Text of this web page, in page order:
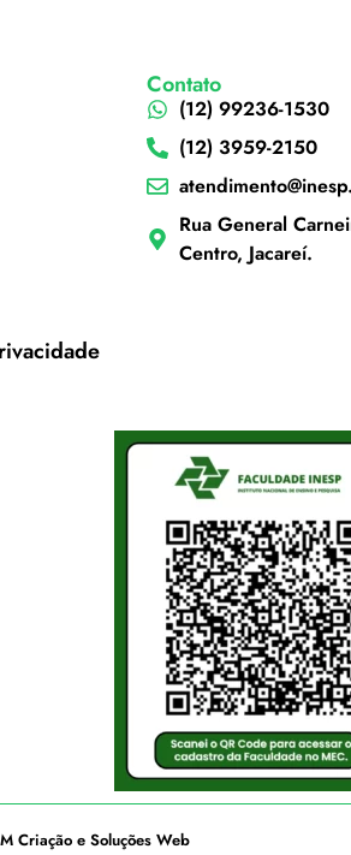
Contato
(12) 99236-1530
(12) 3959-2150
Rua General
Centro, Jacareí.
Criação e Soluções Web